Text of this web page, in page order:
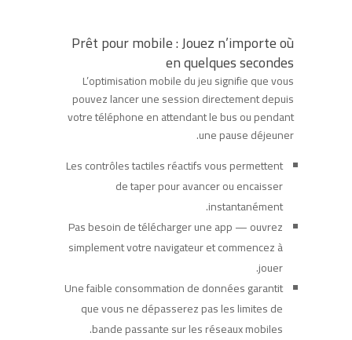
Prêt pour mobile : Jouez n’importe où
en quelques secondes
L’optimisation mobile du jeu signifie que vous
pouvez lancer une session directement depuis
votre téléphone en attendant le bus ou pendant
une pause déjeuner.
Les contrôles tactiles réactifs vous permettent
de taper pour avancer ou encaisser
instantanément.
Pas besoin de télécharger une app — ouvrez
simplement votre navigateur et commencez à
jouer.
Une faible consommation de données garantit
que vous ne dépasserez pas les limites de
bande passante sur les réseaux mobiles.